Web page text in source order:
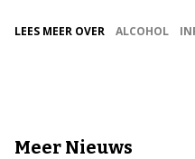
LEES MEER OVER ALCOHOL
Meer Nieuws